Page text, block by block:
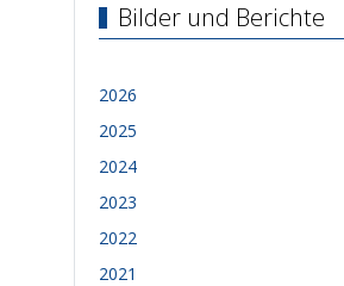
Bilder und Berichte
2026
2025
2024
2023
2022
2021